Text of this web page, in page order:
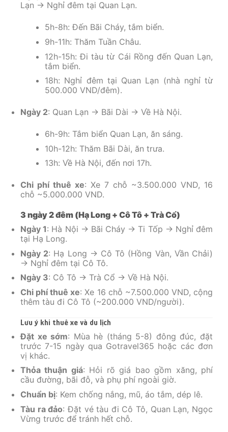
Lạn → Nghỉ đêm tại Quan Lạn.
5h-8h: Đến Bãi Cháy, tắm biển.
9h-11h: Thăm Tuần Châu.
12h-15h: Đi tàu từ Cái Rồng đến Quan Lạn,
tắm biển.
18h: Nghỉ đêm tại Quan Lạn (nhà nghỉ từ
500.000 VND/đêm).
Ngày 2: Quan Lạn → Bãi Dài → Về Hà Nội.
6h-9h: Tắm biển Quan Lạn, ăn sáng.
10h-12h: Thăm Bãi Dài, ăn trưa.
13h: Về Hà Nội, đến nơi 17h.
Chi phí thuê xe: Xe 7 chỗ ~3.500.000 VND, 16
chỗ ~5.000.000 VND.
3 ngày 2 đêm (Hạ Long + Cô Tô + Trà Cổ)
Ngày 1: Hà Nội → Bãi Cháy → Ti Tốp → Nghỉ đêm
tại Hạ Long.
Ngày 2: Hạ Long → Cô Tô (Hồng Vàn, Vần Chải)
→ Nghỉ đêm tại Cô Tô.
Ngày 3: Cô Tô → Trà Cổ → Về Hà Nội.
Chi phí thuê xe: Xe 16 chỗ ~7.500.000 VND, cộng
thêm tàu đi Cô Tô (~200.000 VND/người).
Lưu ý khi thuê xe và du lịch
Đặt xe sớm: Mùa hè (tháng 5-8) đông đúc, đặt
trước 7-15 ngày qua Gotravel365 hoặc các đơn
vị khác.
Thỏa thuận giá: Hỏi rõ giá bao gồm xăng, phí
cầu đường, bãi đỗ, và phụ phí ngoài giờ.
Chuẩn bị: Kem chống nắng, mũ, áo tắm, dép lê.
Tàu ra đảo: Đặt vé tàu đi Cô Tô, Quan Lạn, Ngọc
Vừng trước để tránh hết chỗ.